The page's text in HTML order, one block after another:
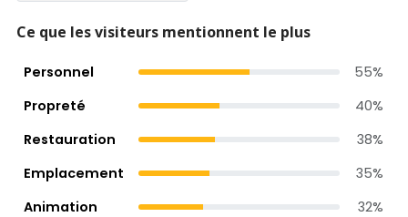
Ce que les visiteurs mentionnent le plus
Personnel
55%
Propreté
40%
Restauration
38%
Emplacement
35%
Animation
32%